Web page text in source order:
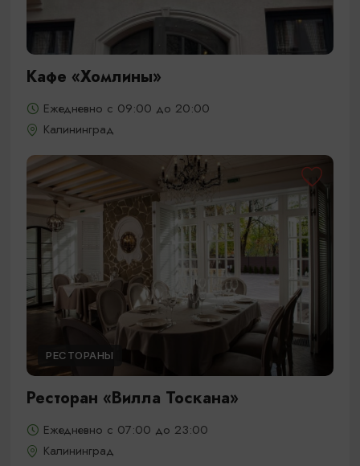
Кафе «Хомлины»
Ежедневно с 09:00 до 20:00
Калининград
РЕСТОРАНЫ
Ресторан «Вилла Тоскана»
Ежедневно с 07:00 до 23:00
Калининград